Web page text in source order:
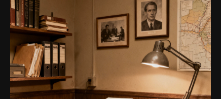
Studia
Piani
Leggi
Gioca
Borsa di Studio